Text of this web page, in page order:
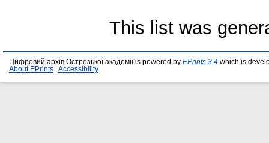
This list was
Цифровий архів Острозької академії is powered by EPrints 3.4 which is
About EPrints
Accessibility